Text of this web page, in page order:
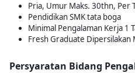
Pria, Umur Maks. 30thn, Per
Pendidikan SMK tata boga
Minimal Pengalaman Kerja 1
Fresh Graduate Dipersilakan
Persyaratan Bidang